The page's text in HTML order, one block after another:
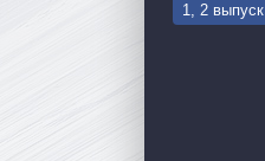
1, 2 выпуск